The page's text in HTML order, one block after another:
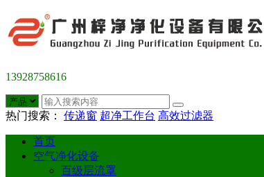
13928758616
热门搜索： 传递窗 超净工作台 高效过滤器
首页
空气净化设备
百级层流罩